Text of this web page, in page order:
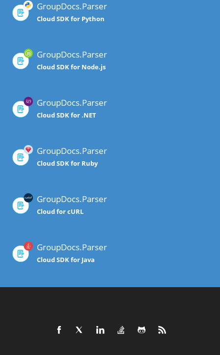
GroupDocs.Parser
Cloud SDK for Python
GroupDocs.Parser
Cloud SDK for Node.js
GroupDocs.Parser
Cloud SDK for .NET
GroupDocs.Parser
Cloud SDK for Ruby
GroupDocs.Parser
Cloud for cURL
GroupDocs.Parser
Cloud SDK for Java